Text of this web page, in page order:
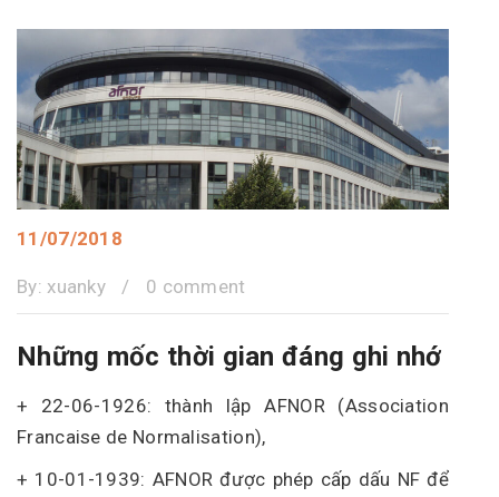
11/07/2018
By: xuanky / 0 comment
Những mốc thời gian đáng ghi nhớ
+ 22-06-1926: thành lập AFNOR (Association
Francaise de Normalisation),
+ 10-01-1939: AFNOR được phép cấp dấu NF để